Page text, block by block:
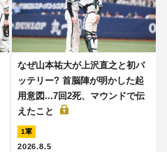
なぜ山本祐大が上沢直之と初バ
ッテリー? 首脳陣が明かした起
用意図...7回2死、マウンドで伝
えたこと
1軍
2026.8.5